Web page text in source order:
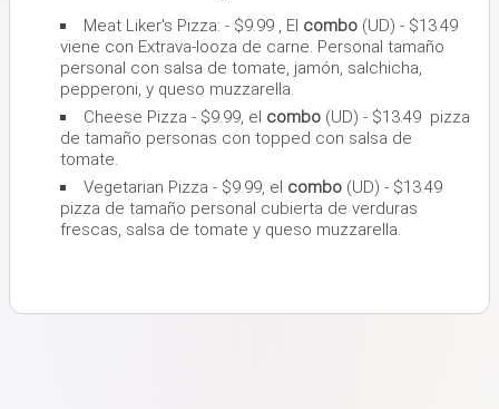
Meat Liker's Pizza: - $9.99 , El combo (UD) - $13.49
viene con Extrava-looza de carne. Personal tamaño
personal con salsa de tomate, jamón, salchicha,
pepperoni, y queso muzzarella.
Cheese Pizza - $9.99, el combo (UD) - $13.49 pizza
de tamaño personas con topped con salsa de
tomate.
Vegetarian Pizza - $9.99, el combo (UD) - $13.49
pizza de tamaño personal cubierta de verduras
frescas, salsa de tomate y queso muzzarella.